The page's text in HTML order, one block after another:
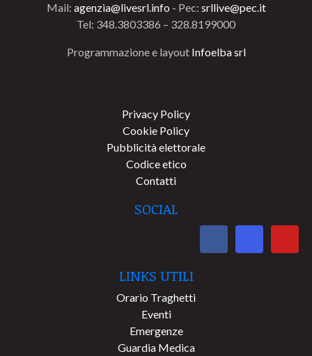
Mail: agenzia@livesrl.info - Pec: srllive@pec.it
Tel: 348.3803386 – 328.8199000
Programmazione e layout Infoelba srl
Privacy Policy
Cookie Policy
Pubblicità elettorale
Codice etico
Contatti
SOCIAL
LINKS UTILI
Orario Traghetti
Eventi
Emergenze
Guardia Medica